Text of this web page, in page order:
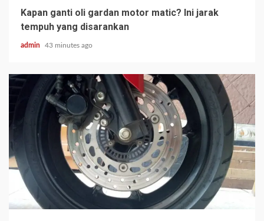
Kapan ganti oli gardan motor matic? Ini jarak
tempuh yang disarankan
admin 43 minutes ago